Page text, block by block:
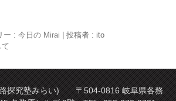
ー : 今日の Mirai
投稿者 : ito
路探究塾みらい) 〒504-0816 岐阜県各務